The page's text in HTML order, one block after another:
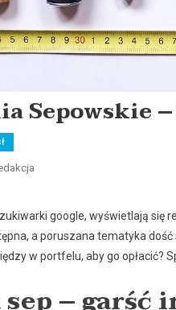
Sepowskie
google, wyświetlają się
a poruszana tematyka
w portfelu, aby go opłacić?
– garść